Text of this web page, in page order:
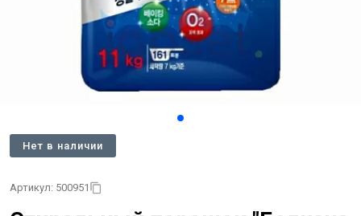
Нет в наличии
Артикул: 500951